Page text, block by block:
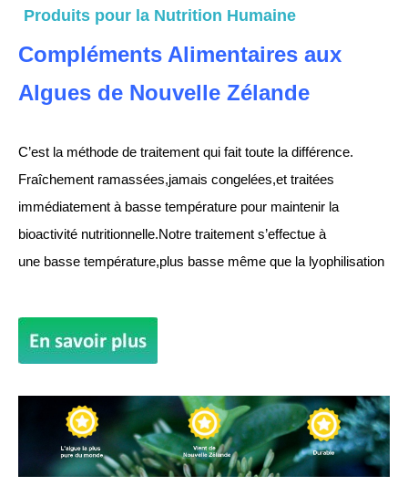
Produits pour la Nutrition Humaine
Compléments Alimentaires aux
Algues de Nouvelle Zélande
C’est la méthode de traitement qui fait toute la différence.
Fraîchement ramassées,jamais congelées,et traitées
immédiatement à basse température pour maintenir la
bioactivité nutritionnelle.Notre traitement s’effectue à
une basse température,plus basse même que la lyophilisation